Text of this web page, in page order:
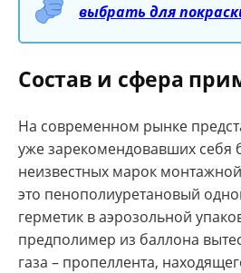
выбрать для
Состав и сфера
На современном рынке
уже зарекомендовавших себя
неизвестных марок
это пенополиуретановый
герметик в аэрозольной
предполимер из баллона
газа – пропеллента,